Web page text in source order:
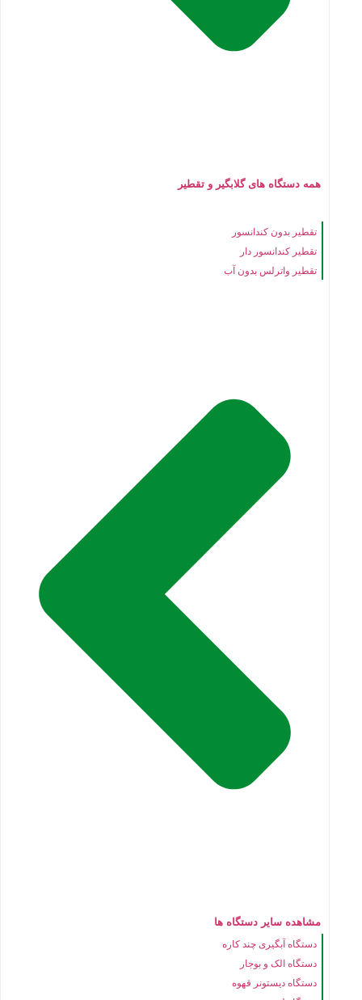
همه دستگاه های گلابگیر و تقطیر
تقطیر بدون کندانسور
تقطیر کندانسور دار
تقطیر واترلس بدون آب
مشاهده سایر دستگاه ها
دستگاه آبگیری چند کاره
دستگاه الک و بوجار
دستگاه دیستونر قهوه